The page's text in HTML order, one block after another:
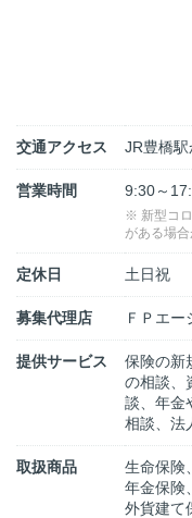
交通アクセス JR豊橋
営業時間 9:30～
※ 新型コ
がある場合
定休日 土日祝
募集代理店 ＦＰエー
提供サービス
保険の新
の相談、
談、年金
相談、法
取扱商品
生命保険
年金保険
外貨建て